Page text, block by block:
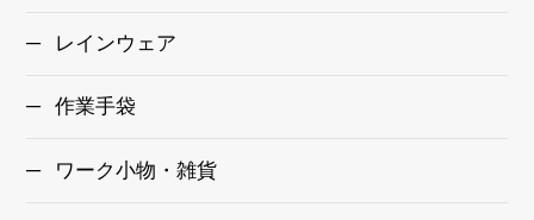
レインウェア
作業手袋
ワーク小物・雑貨